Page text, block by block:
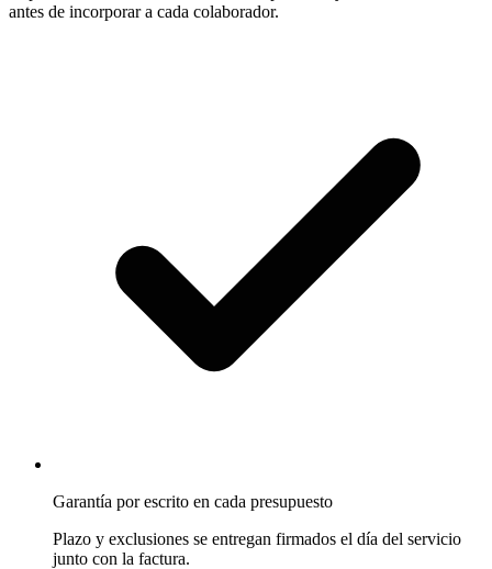
antes de incorporar a cada colaborador.
Garantía por escrito en cada presupuesto
Plazo y exclusiones se entregan firmados el día del servicio
junto con la factura.